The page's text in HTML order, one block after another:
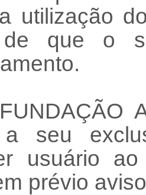
utilização
de que o
a seu
usuário
prévio